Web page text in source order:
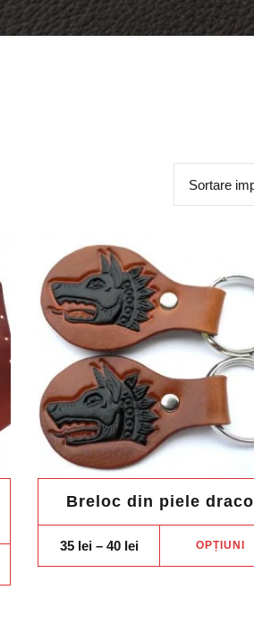
Breloc din piele draco
35 lei – 40 leiPrice
35 lei
OPȚIUNI